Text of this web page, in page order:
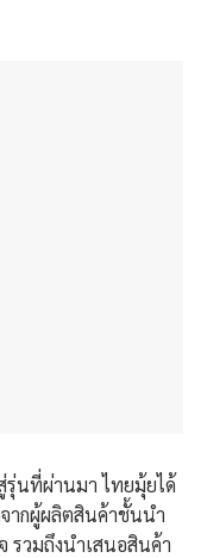
รุ่นที่ผ่านมา ไทยมุ้ยได้
ากผู้ผลิตสินค้าชั้นนำ
รวมถึงนำเสนอสินค้า